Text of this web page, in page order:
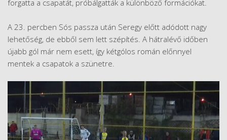
forgatta a csapatát, próbálgatták a különböző formációkat.
A 23. percben Sós passza után Seregy előtt adódott nagy
lehetőség, de ebből sem lett szépítés. A hátralévő időben
újabb gól már nem esett, így kétgólos román előnnyel
mentek a csapatok a szünetre.